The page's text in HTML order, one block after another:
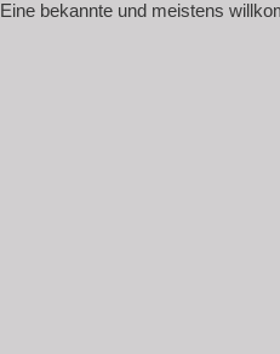
Eine bekannte und meistens